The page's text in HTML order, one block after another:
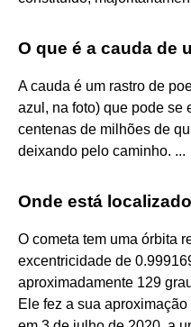
O que é a cauda de
A cauda é um rastro de
azul, na foto) que pode se
centenas de milhões de
deixando pelo caminho. ...
Onde está
O cometa tem uma órbita
excentricidade de
aproximadamente 129
Ele fez a sua